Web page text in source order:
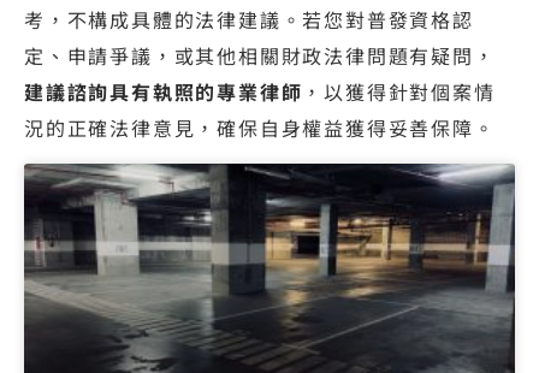
考，不構成具體的法律建議。若您對普發資格認
定、申請爭議，或其他相關財政法律問題有疑問，
建議諮詢具有執照的專業律師 ，以獲得針對個案情
況的正確法律意見，確保自身權益獲得妥善保障。